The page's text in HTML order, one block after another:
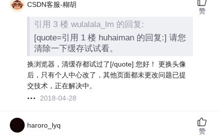
CSDN客服-糊胡
引用 3 楼 wulalala_lm 的回复:
[quote=引用 1 楼 huhaiman 的回复:] 请您
清除一下缓存试试看。
换浏览器，清缓存都试过了[/quote] 您好！ 更换头像
后，只有个人中心改了，其他页面都未更改问题已提
交技术，正在解决中。
2018-04-28
赞
haroro_lyq
赞